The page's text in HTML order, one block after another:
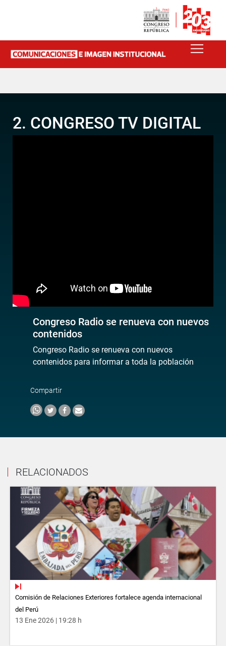
2. CONGRESO TV DIGITAL
Congreso Radio se renueva con nuevos
contenidos
Congreso Radio se renueva con nuevos
contenidos para informar a toda la población
Compartir
RELACIONADOS
Comisión de Relaciones Exteriores fortalece agenda internacional
del Perú
13 Ene 2026 | 19:28 h